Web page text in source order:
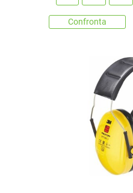
Confronta